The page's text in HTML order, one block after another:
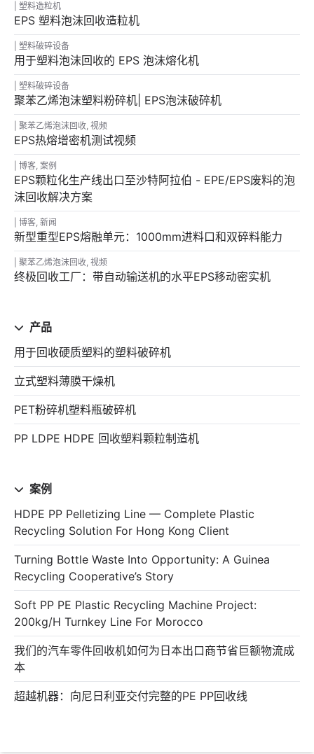
塑料造粒机
EPS 塑料泡沫回收造粒机
塑料破碎设备
用于塑料泡沫回收的 EPS 泡沫熔化机
塑料破碎设备
聚苯乙烯泡沫塑料粉碎机| EPS泡沫破碎机
聚苯乙烯泡沫回收, 视频
EPS热熔增密机测试视频
博客, 案例
EPS颗粒化生产线出口至沙特阿拉伯 - EPE/EPS废料的泡
沫回收解决方案
博客, 新闻
新型重型EPS熔融单元：1000mm进料口和双碎料能力
聚苯乙烯泡沫回收, 视频
终极回收工厂：带自动输送机的水平EPS移动密实机
产品
用于回收硬质塑料的塑料破碎机
立式塑料薄膜干燥机
PET粉碎机塑料瓶破碎机
PP LDPE HDPE 回收塑料颗粒制造机
案例
HDPE PP Pelletizing Line — Complete Plastic
Recycling Solution For Hong Kong Client
Turning Bottle Waste Into Opportunity: A Guinea
Recycling Cooperative’s Story
Soft PP PE Plastic Recycling Machine Project:
200kg/h Turnkey Line For Morocco
我们的汽车零件回收机如何为日本出口商节省巨额物流成
本
超越机器：向尼日利亚交付完整的PE PP回收线